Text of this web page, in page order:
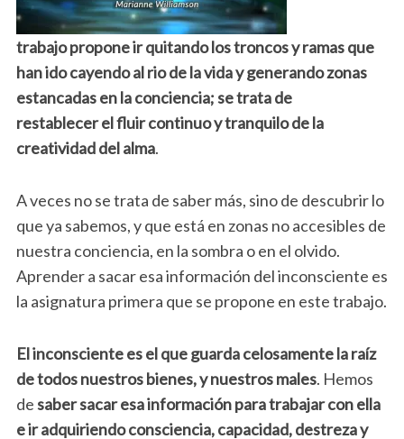
trabajo propone ir quitando los troncos y ramas que
han ido cayendo al rio de la vida y generando zonas
estancadas en la conciencia;se trata de
restablecer el fluir continuo y tranquilo de la
creatividad del alma.
A veces no se trata de saber más, sino de descubrir lo
que ya sabemos, y que está en zonas no accesibles de
nuestra conciencia, en la sombra o en el olvido.
Aprender a sacar esa información del inconsciente es
la asignatura primera que se propone en este trabajo.
El inconsciente es el que guarda celosamente la raíz
de todos nuestros bienes, y nuestros males. Hemos
desaber sacar esa información para trabajar con ella
e ir adquiriendo consciencia, capacidad, destreza y